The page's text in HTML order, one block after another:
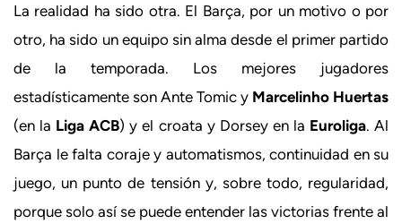
La realidad ha sido otra. El Barça, por un motivo o por
otro, ha sido un equipo sin alma desde el primer partido
de la temporada. Los mejores jugadores
estadísticamente son Ante Tomic y Marcelinho Huertas
(en la Liga ACB) y el croata y Dorsey en la Euroliga. Al
Barça le falta coraje y automatismos, continuidad en su
juego, un punto de tensión y, sobre todo, regularidad,
porque solo así se puede entender las victorias frente al